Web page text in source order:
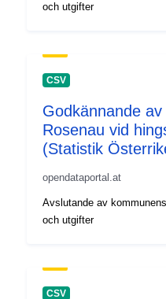
och utgifter
CSV
Godkännande
Rosenau vid
(Statistik
opendataportal.at
Avslutande av
och utgifter
CSV